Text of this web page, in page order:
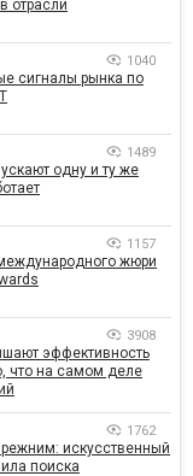
отрасли
1040
сигналы рынка по
1489
одну и ту же
1157
жюри
3908
эффективность
что на самом деле
1762
искусственный
поиска